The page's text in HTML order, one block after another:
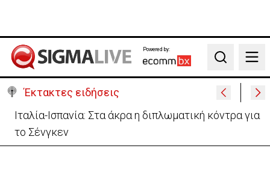
Powered by:
Search
Έκτακτες ειδήσεις
Υψηλές οι θερμοκρασίες με αυξημένη υγρασία
-«Στα παράλια είναι δύσκολα»